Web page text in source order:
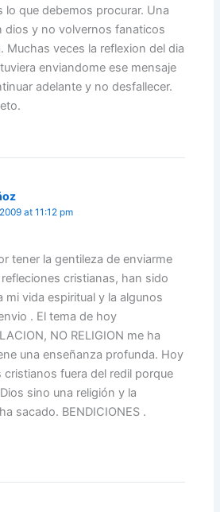
lo que debemos procurar. Una
dios y no volvernos fanaticos
Muchas veces la reflexion del dia
enviandome ese mensaje
adelante y no desfallecer.
at 11:12 pm
tener la gentileza de enviarme
cristianas, han sido
mi vida espiritual y la algunos
. El tema de hoy
NO RELIGION me ha
una enseñanza profunda. Hoy
fuera del redil porque
sino una religión y la
sacado. BENDICIONES .